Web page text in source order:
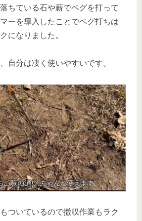
ちている石や薪でペグを打って
ーを導入したことでペグ打ちは
になりました。
自分は凄く使いやすいです。
ついているので撤収作業もラク